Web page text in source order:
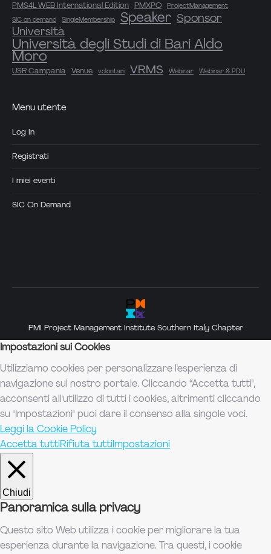
PMS4L WEB International Edition PMXPO ProjectManagement
SIC on demand SingleMembership Speaker Sponsor
Università
Università degli Studi di Bari Aldo
Moro
USR Campania Venue volontari VRMS Webinar Webinar & PDU
Menu utente
Log In
Registrati
I miei eventi
SIC On Demand
PMI Project Management Institute Southern Italy Chapter
Impostazioni sui Cookies
Utilizziamo cookies per personalizzare l'esperienza di
navigazione sul nostro portale. Cliccando “Accetta tutti",
acconsenti all'utilizzo di tutti i cookies, altrimenti cliccando
su "Impostazioni" puoi dare il consenso alla singole voci.
Leggi la Cookie Policy
Accetta tuttiRifiuta tuttiImpostazioni
Chiudi
Panoramica sulla privacy
Questo sito Web utilizza i cookie per migliorare la tua
esperienza durante la navigazione. Tra questi, i cookie